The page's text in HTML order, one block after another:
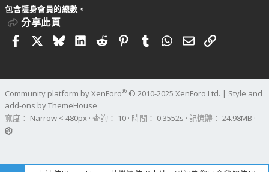
包含隱身會員的總數。
分享此頁
FacebookBlueskyLinkedIn
RedditPinterestTumblrWhatsApp
電子郵件
連結
Community platform by XenForo® © 2010-2025 XenForo Ltd. | Style and
add-ons by ThemeHouse
寬度
查詢 10 時間 0.3552s 記憶體 24.98MB